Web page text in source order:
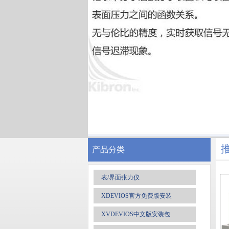
产品分类
表/界面张力仪
XDEVIOS官方免费版安装
XVDEVIOS中文版安装包